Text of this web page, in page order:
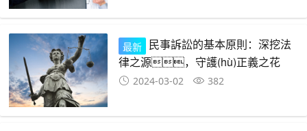
最新 民事訴訟的基本原則：深挖法
律之源，守護(hù)正義之花
2024-03-02 382